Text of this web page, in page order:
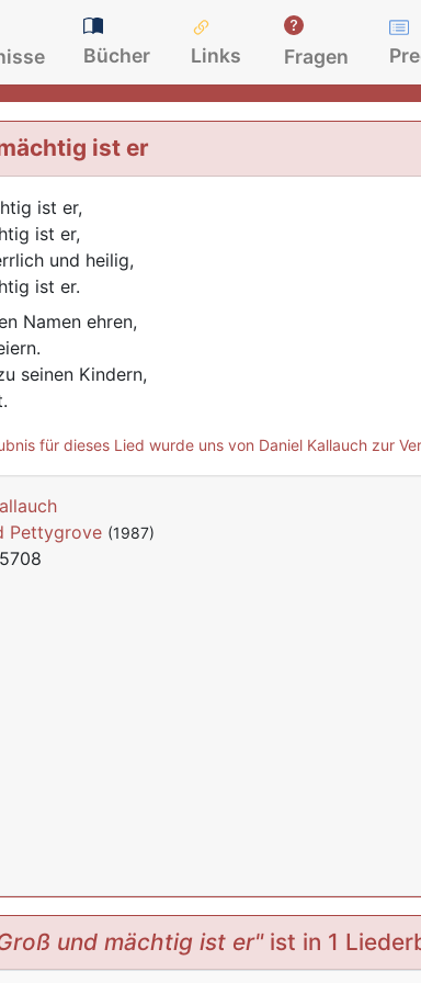
Bücher Links Fragen
ist er
ist er,
ist er,
und heilig,
ist er.
Namen ehren,
seinen Kindern,
für dieses Lied wurde uns von Daniel Kallauch zur
Pettygrove (1987)
und mächtig ist er"ist in 1